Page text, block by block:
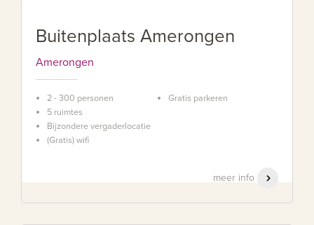
Buitenplaats Amerongen
Amerongen
2 - 300 personen
5 ruimtes
Bijzondere vergaderlocatie
(Gratis) wifi
Gratis parkeren
meer info